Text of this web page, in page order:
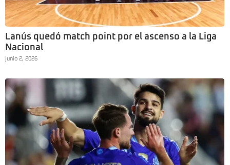
Lanús quedó match point por el ascenso a la Liga
Nacional
junio 2, 2026